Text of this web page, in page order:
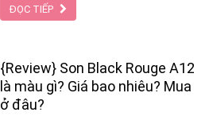
trường Việt Nam nhưng cũng rất
nhanh chóng trở thành sự lựa chọn
cho các cô nàng. Hãy cùng chúng tôi
đọc bài viết dưới đây để tìm hiểu chi
tiết hơn về màu son cũng như cách
lựa chọn dòng son cao cấp này nhé!
ĐỌC TIẾP
{Review} Son Black Rouge A12
là màu gì? Giá bao nhiêu? Mua
ở đâu?